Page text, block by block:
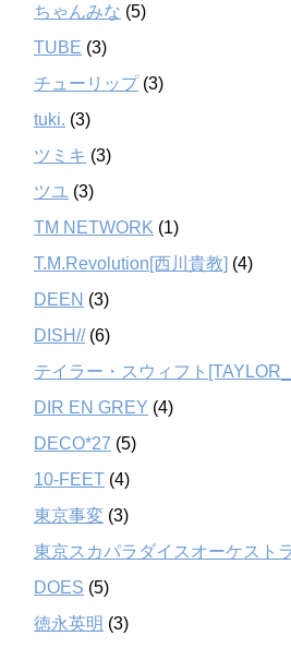
ちゃんみな (5)
TUBE (3)
チューリップ(3)
tuki. (3)
ツミキ (3)
ツユ (3)
TM NETWORK (1)
T.M.Revolution[西川貴教] (4)
DEEN (3)
DISH//(6)
テイラー・スウィフト
DIR EN GREY (4)
DECO*27 (5)
10-FEET (4)
東京事変 (3)
東京スカパラダイスオーケスト
DOES (5)
徳永英明 (3)